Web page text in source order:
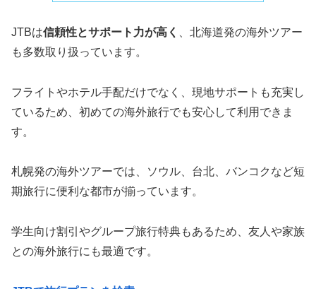
JTBは信頼性とサポート力が高く
、北海道発の海外ツアー
も多数取り扱っています。
フライトやホテル手配だけでなく、現地サポートも充実し
ているため、初めての海外旅行でも安心して利用できま
す。
札幌発の海外ツアーでは、ソウル、台北、バンコクなど短
期旅行に便利な都市が揃っています。
学生向け割引やグループ旅行特典もあるため、友人や家族
との海外旅行にも最適です。